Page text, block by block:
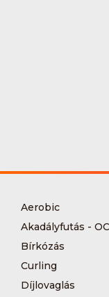
Aerobic
Akadályfutás -
Bírkózás
Curling
Díjlovaglás